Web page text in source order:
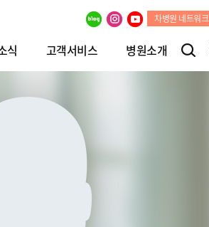
차병원 네트워크
식 고객서비스 병원소개